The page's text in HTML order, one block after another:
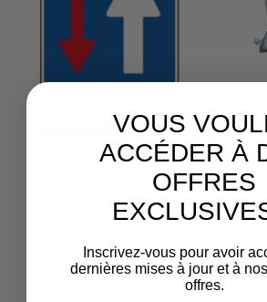
Produit disponible à la commande
Panneau seul CK 18 "Priorité par
Produit
VOUS
ACCÉDER À
OFFRES
Inscrivez-vous pour avoir
dernières mises à jour et à
offres.